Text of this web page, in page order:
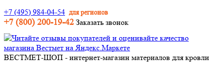
+7 (495) 984-04-54 для регионов
+7 (800) 200-19-42 Заказать звонок
ВЕСТМЕТ-ШОП - интернет-магазин материалов для кровли